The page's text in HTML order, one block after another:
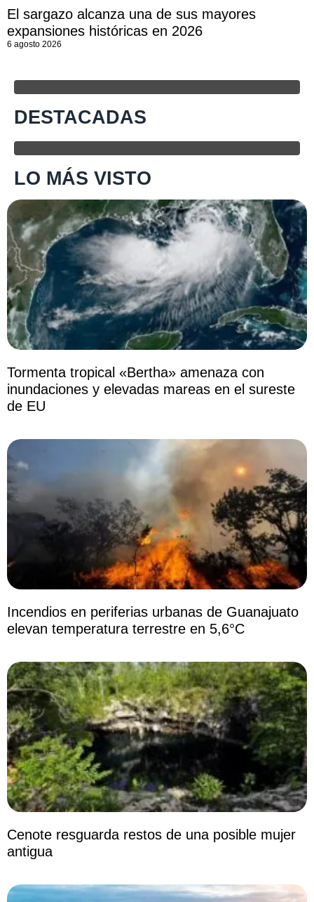
El sargazo alcanza una de sus mayores
expansiones históricas en 2026
6 agosto 2026
DESTACADAS
LO MÁS VISTO
Tormenta tropical «Bertha» amenaza con
inundaciones y elevadas mareas en el sureste
de EU
Incendios en periferias urbanas de Guanajuato
elevan temperatura terrestre en 5,6°C
Cenote resguarda restos de una posible mujer
antigua